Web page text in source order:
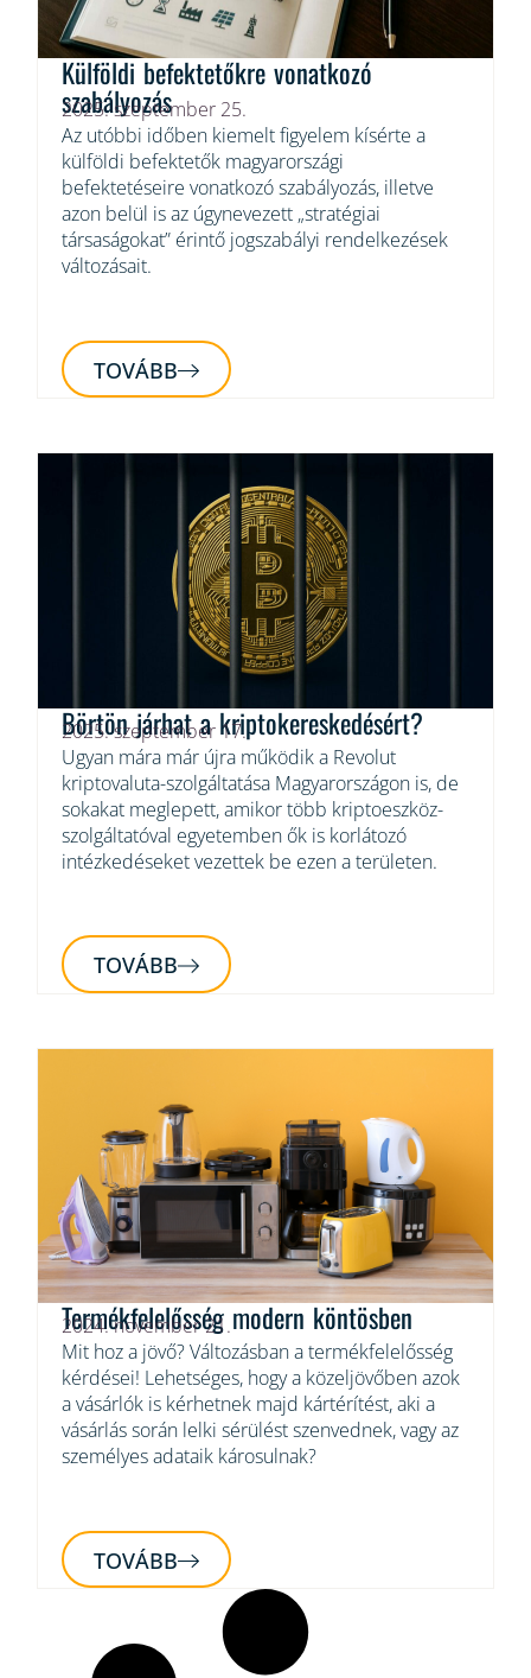
Külföldi befektetőkre vonatkozó
szabályozás
2025. szeptember 25.
Az utóbbi időben kiemelt figyelem kísérte a
külföldi befektetők magyarországi
befektetéseire vonatkozó szabályozás, illetve
azon belül is az úgynevezett „stratégiai
társaságokat” érintő jogszabályi rendelkezések
változásait.
TOVÁBB
Börtön járhat a kriptokereskedésért?
2025. szeptember 17.
Ugyan mára már újra működik a Revolut
kriptovaluta-szolgáltatása Magyarországon is, de
sokakat meglepett, amikor több kriptoeszköz-
szolgáltatóval egyetemben ők is korlátozó
intézkedéseket vezettek be ezen a területen.
TOVÁBB
Termékfelelősség modern köntösben
2024. november 21.
Mit hoz a jövő? Változásban a termékfelelősség
kérdései! Lehetséges, hogy a közeljövőben azok
a vásárlók is kérhetnek majd kártérítést, aki a
vásárlás során lelki sérülést szenvednek, vagy az
személyes adataik károsulnak?
TOVÁBB